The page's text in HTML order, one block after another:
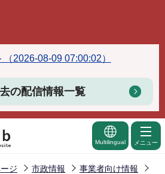
2026-08-09 07:00:02）
の配信情報一覧
Multilingual メニュー
ジ 市政情報
事業者向け情報